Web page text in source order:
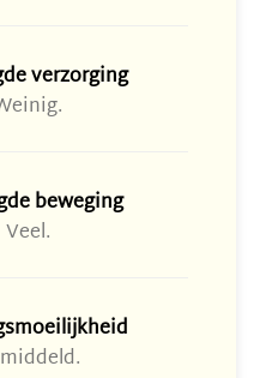
verzorging
beweging
Veel.